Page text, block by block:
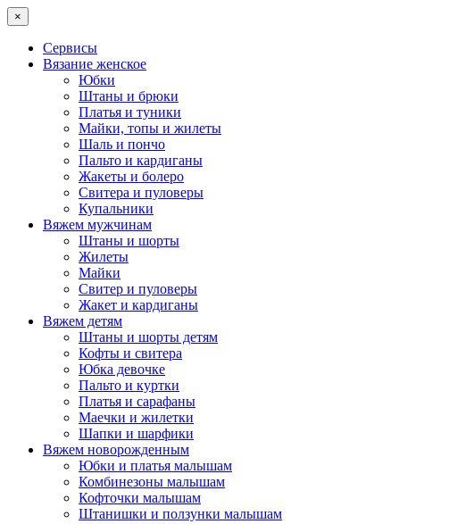
×
Сервисы
Вязание женское
Юбки
Штаны и брюки
Платья и туники
Майки, топы и жилеты
Шаль и пончо
Пальто и кардиганы
Жакеты и болеро
Свитера и пуловеры
Купальники
Вяжем мужчинам
Штаны и шорты
Жилеты
Майки
Свитер и пуловеры
Жакет и кардиганы
Вяжем детям
Штаны и шорты детям
Кофты и свитера
Юбка девочке
Пальто и куртки
Платья и сарафаны
Маечки и жилетки
Шапки и шарфики
Вяжем новорожденным
Юбки и платья малышам
Комбинезоны малышам
Кофточки малышам
Штанишки и ползунки малышам